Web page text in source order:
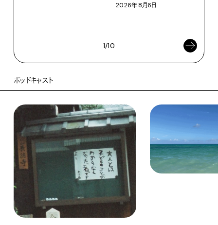
2026年8月6日
1/10
ポッドキャスト